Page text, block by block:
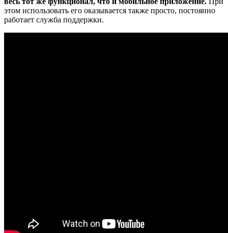
этом использовать его оказывается также просто, постоянно
работает служба поддержки.